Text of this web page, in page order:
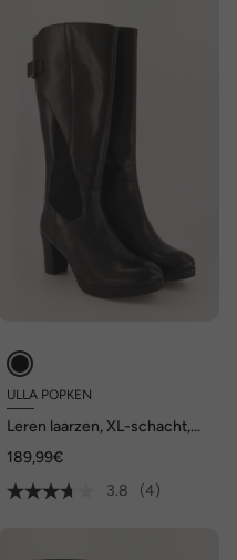
ULLA POPKEN
Leren laarzen, XL-schacht,
H
189,99€
3.8
(4)